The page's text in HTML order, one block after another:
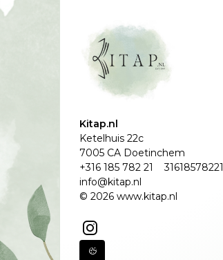
Kitap.nl
Ketelhuis 22c
7005 CA Doetinchem
+316 185 782 21
31618578221
info@kitap.nl
© 2026 www.kitap.nl